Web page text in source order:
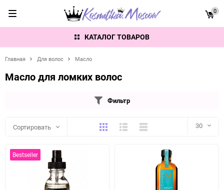
КАТАЛОГ ТОВАРОВ
0
Главная Для волос Масло
Масло для ломких волос
Фильтр
Сортировать ПлиткаПодробноКомпактно 30
Bestseller